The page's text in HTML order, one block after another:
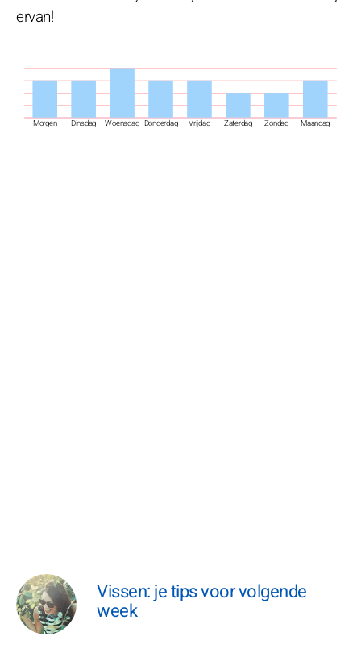
Morgen Dinsdag Woensdag Donderdag Vrijdag Zaterdag Zondag Maandag
ervan!
Vissen: je tips voor volgende
week